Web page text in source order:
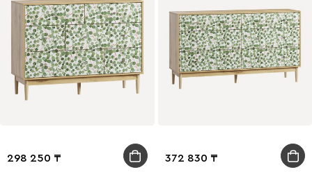
298 250 372 830